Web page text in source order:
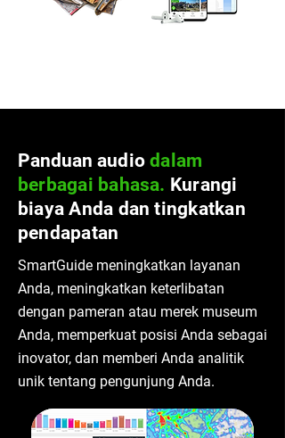
Panduan audio dalam
berbagai bahasa. Kurangi
biaya Anda dan tingkatkan
pendapatan
SmartGuide meningkatkan layanan
Anda, meningkatkan keterlibatan
dengan pameran atau merek museum
Anda, memperkuat posisi Anda sebagai
inovator, dan memberi Anda analitik
unik tentang pengunjung Anda.